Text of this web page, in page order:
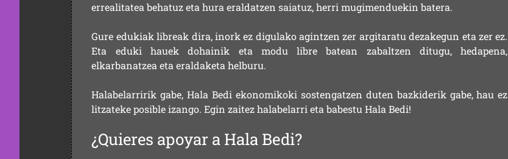
errealitatea behatuz eta hura eraldatzen saiatuz, herri mugimenduekin batera.
Gure edukiak libreak dira, inork ez digulako agintzen zer argitaratu dezakegun eta zer ez.
Eta eduki hauek dohainik eta modu libre batean zabaltzen ditugu, hedapena,
elkarbanatzea eta eraldaketa helburu.
Halabelarririk gabe, Hala Bedi ekonomikoki sostengatzen duten bazkiderik gabe, hau ez
litzateke posible izango. Egin zaitez halabelarri eta babestu Hala Bedi!
¿Quieres apoyar a Hala Bedi?